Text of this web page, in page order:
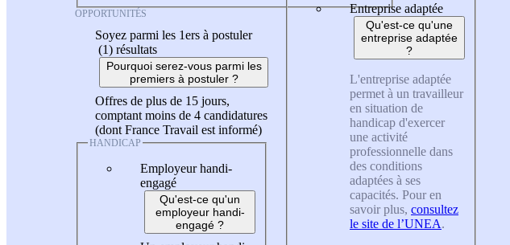
OPPORTUNITÉS
Soyez parmi les 1ers à postuler
(1) résultats
Pourquoi serez-vous parmi les
premiers à postuler ?
Offres de plus de 15 jours,
comptant moins de 4 candidatures
(dont France Travail est informé)
HANDICAP
Employeur handi-
engagé
Qu'est-ce qu'un
employeur handi-
engagé ?
Entreprise adaptée
Qu'est-ce qu'une
entreprise adaptée
?
L'entreprise adaptée
permet à un travailleur
en situation de
handicap d'exercer
une activité
professionnelle dans
des conditions
adaptées à ses
capacités. Pour en
savoir plus, consultez
le site de l’UNEA.